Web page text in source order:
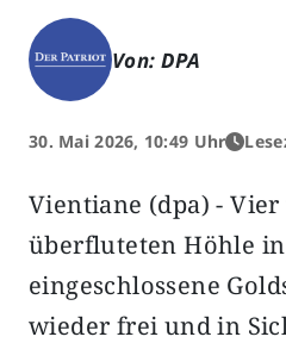
Von: DPA
30. Mai 2026, 10:49 Uhr
Vientiane (dpa) -
überfluteten Höhle in
eingeschlossene
wieder frei und in